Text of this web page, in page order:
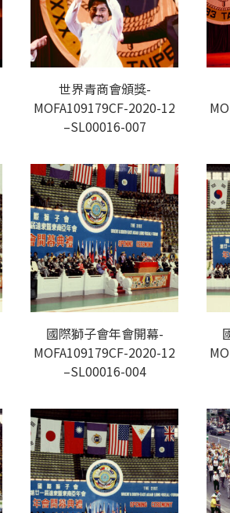
世界青商會頒獎-
MOFA109179CF-2020-12
–SL00016-007
國際獅子會年會開幕-
MOFA109179CF-2020-12
–SL00016-004